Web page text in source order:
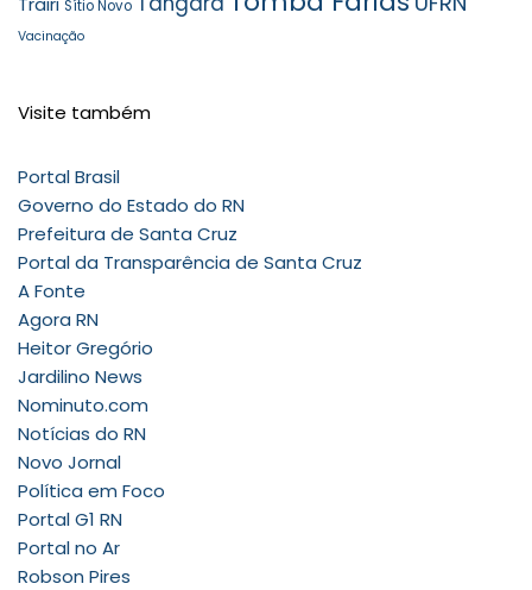
Sítio Novo
Vacinação
Visite também
Portal Brasil
Governo do Estado do RN
Prefeitura de Santa Cruz
Portal da Transparência de Santa Cruz
A Fonte
Agora RN
Heitor Gregório
Jardilino News
Nominuto.com
Notícias do RN
Novo Jornal
Política em Foco
Portal G1 RN
Portal no Ar
Robson Pires